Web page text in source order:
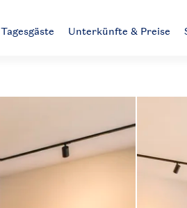
Tagesgäste Unterkünfte & Preise